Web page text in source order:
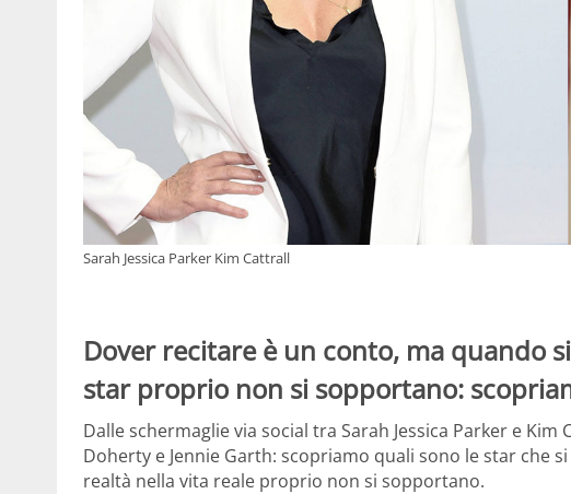
Sarah Jessica Parker Kim Cattrall
Dover recitare è un conto, ma quando
star proprio non si sopportano:
Dalle schermaglie via social tra Sarah Jessica Parker e
Doherty e Jennie Garth: scopriamo quali sono le star che
realtà nella vita reale proprio non si sopportano.